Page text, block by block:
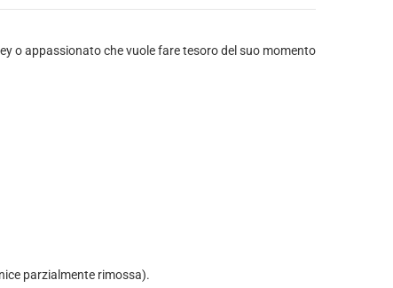
o appassionato che vuole fare tesoro del suo momento
parzialmente rimossa).